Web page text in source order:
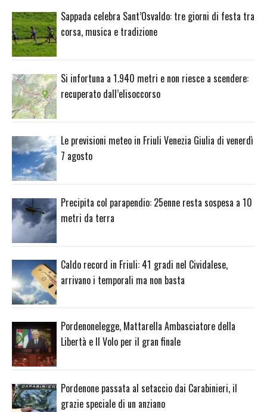
Sappada celebra Sant’Osvaldo: tre giorni di festa tra
corsa, musica e tradizione
Si infortuna a 1.940 metri e non riesce a scendere:
recuperato dall’elisoccorso
Le previsioni meteo in Friuli Venezia Giulia di venerdì
7 agosto
Precipita col parapendio: 25enne resta sospesa a 10
metri da terra
Caldo record in Friuli: 41 gradi nel Cividalese,
arrivano i temporali ma non basta
Pordenonelegge, Mattarella Ambasciatore della
Libertà e Il Volo per il gran finale
Pordenone passata al setaccio dai Carabinieri, il
grazie speciale di un anziano